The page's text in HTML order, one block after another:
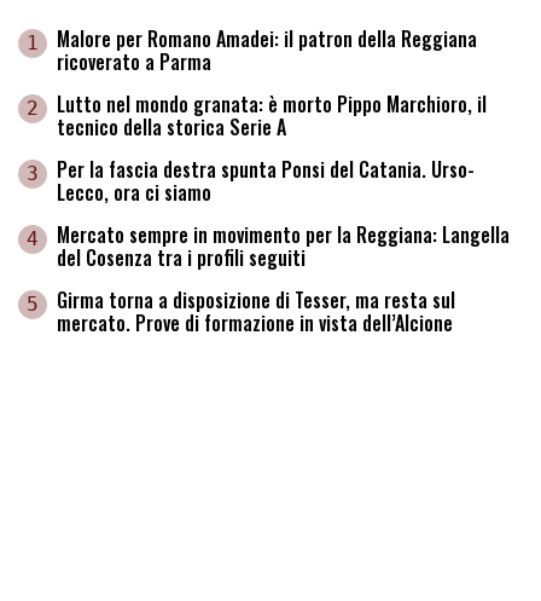
1 Malore per Romano Amadei: il patron della Reggiana
ricoverato a Parma
2 Lutto nel mondo granata: è morto Pippo Marchioro, il
tecnico della storica Serie A
3 Per la fascia destra spunta Ponsi del Catania. Urso-
Lecco, ora ci siamo
4 Mercato sempre in movimento per la Reggiana: Langella
del Cosenza tra i profili seguiti
5 Girma torna a disposizione di Tesser, ma resta sul
mercato. Prove di formazione in vista dell’Alcione